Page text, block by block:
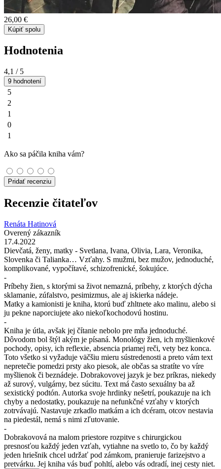
26,00 €
Kúpiť spolu
Hodnotenia
4,1 / 5
9 hodnotení
5
2
1
0
1
Ako sa páčila kniha vám?
Pridať recenziu
Recenzie čitateľov
Renáta Hatinová
Overený zákazník
17.4.2022
Dievčatá, ženy, matky - Svetlana, Ivana, Olivia, Lara, Veronika,
Slovenka či Talianka… Vzťahy. S mužmi, bez mužov, jednoduché,
komplikované, vypočítavé, schizofrenické, šokujúce.
-
Príbehy žien, s ktorými sa život nemazná, príbehy, z ktorých dýcha
sklamanie, zúfalstvo, pesimizmus, ale aj iskierka nádeje.
Matky a kamionisti je kniha, ktorú buď zhltnete ako malinu, alebo si
ju pekne naporciujete ako niekoľkochodovú hostinu.
-
Kniha je útla, avšak jej čítanie nebolo pre mňa jednoduché.
Dôvodom bol štýl akým je písaná. Monológy žien, ich myšlienkové
pochody, opisy, ich reflexie, absencia priamej reči, vety bez konca.
Toto všetko si vyžaduje väčšiu mieru sústredenosti a preto vám text
nepretečie pomedzi prsty ako piesok, ale občas sa stratíte vo víre
myšlienok či beznádeje. Dobrakovovej jazyk je bez príkras, niekedy
až surový, vulgárny, bez súcitu. Text má často sexuálny ba až
sexistický podtón. Autorka svoje hrdinky nešetrí, poukazuje na ich
chyby a nedostatky, poukazuje na nefunkčné vzťahy v ktorých
zotrvávajú. Nastavuje zrkadlo matkám a ich dcéram, otcov nestavia
na piedestál, nemá s nimi zľutovanie.
-
Dobrakovová na malom priestore rozpitve s chirurgickou
presnosťou každý jeden vzťah, vytiahne na svetlo to, čo by každý
jeden hriešnik chcel udržať pod zámkom, pranieruje farizejstvo a
pretvárku. Jej kniha vás buď pohltí, alebo vás odradí, inej cesty niet.